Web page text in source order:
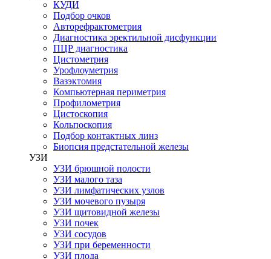
КУДИ
Подбор очков
Авторефрактометрия
Диагностика эректильной дисфункции
ПЦР диагностика
Цистометрия
Урофлоуметрия
Вазэктомия
Компьютерная периметрия
Профилометрия
Цистоскопия
Кольпоскопия
Подбор контактных линз
Биопсия предстательной железы
УЗИ
УЗИ брюшной полости
УЗИ малого таза
УЗИ лимфатических узлов
УЗИ мочевого пузыря
УЗИ щитовидной железы
УЗИ почек
УЗИ сосудов
УЗИ при беременности
УЗИ плода